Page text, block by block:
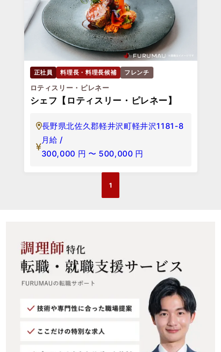
正社員 料理長・料理長候補 フレンチ
ロティスリー・ピレネー
シェフ【ロティスリー・ピレネー】
長野県北佐久郡軽井沢町軽井沢1181-8
月給 /
300,000 円 〜 500,000 円
1